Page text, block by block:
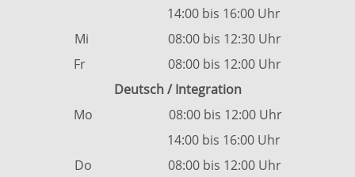
14:00 bis 16:00 Uhr
Mi 08:00 bis 12:30 Uhr
Fr 08:00 bis 12:00 Uhr
Deutsch / Integration
Mo 08:00 bis 12:00 Uhr
14:00 bis 16:00 Uhr
Do 08:00 bis 12:00 Uhr